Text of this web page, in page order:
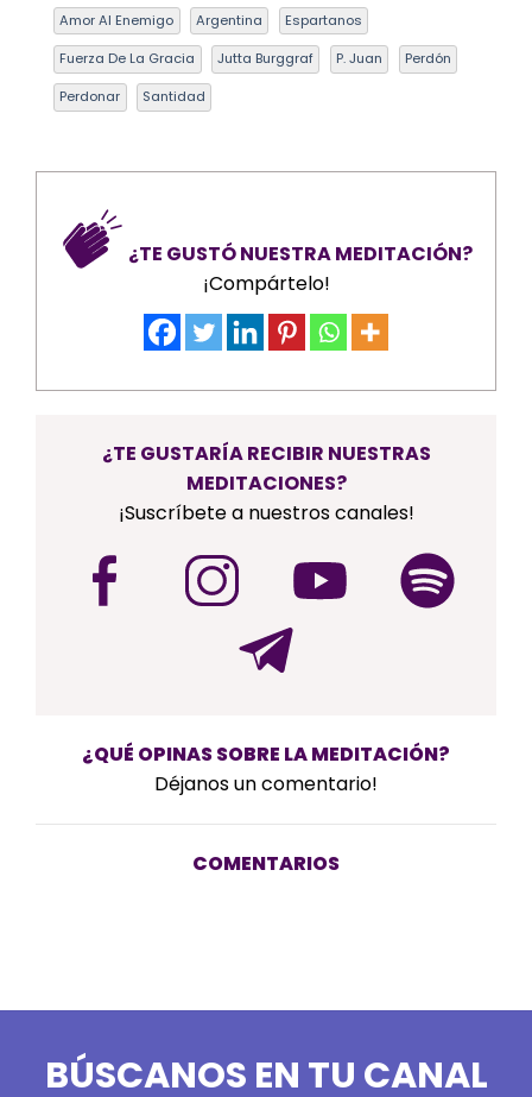
Amor Al Enemigo Argentina Espartanos
Fuerza De La Gracia Jutta Burggraf P. Juan Perdón
Perdonar Santidad
¿TE GUSTÓ NUESTRA MEDITACIÓN?
¡Compártelo!
¿TE GUSTARÍA RECIBIR NUESTRAS
MEDITACIONES?
¡Suscríbete a nuestros canales!
¿QUÉ OPINAS SOBRE LA MEDITACIÓN?
Déjanos un comentario!
COMENTARIOS
BÚSCANOS EN TU CANAL